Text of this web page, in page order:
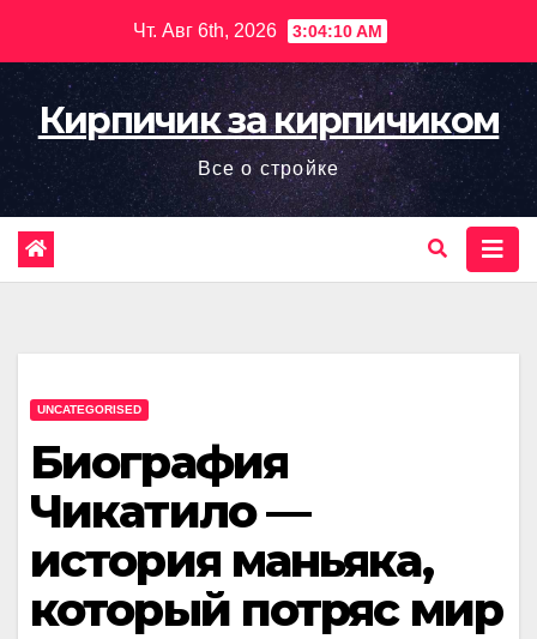
содержимому
Чт. Авг 6th, 2026 3:04:11 AM
Кирпичик за кирпичиком
Все о стройке
UNCATEGORISED
Биография
Чикатило —
история маньяка,
который потряс мир